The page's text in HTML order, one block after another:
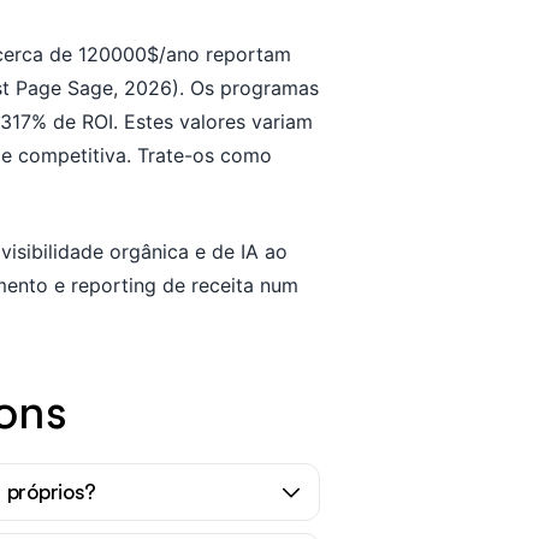
de 120000$/ano reportam
Page Sage, 2026). Os programas
de ROI. Estes valores variam
competitiva. Trate-os como
orgânica e de IA ao
e reporting de receita num
próprios?